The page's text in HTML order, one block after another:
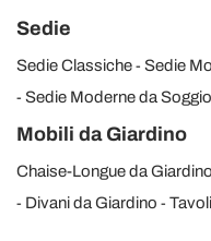
Sedie
Sedie Classiche
Sedie
Sedie Moderne da
Mobili da Giardino
Chaise-Longue da Giardino
Divani da Giardino